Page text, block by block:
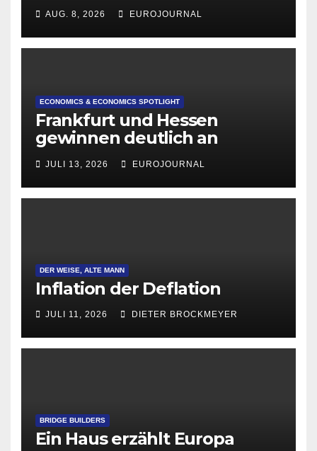
AUG. 8, 2026 EUROJOURNAL
ECONOMICS & ECONOMICS SPOTLIGHT
Frankfurt und Hessen
gewinnen deutlich an
Attraktivität für Startup-
Gründungen
JULI 13, 2026 EUROJOURNAL
DER WEISE, ALTE MANN
Inflation der Deflation
JULI 11, 2026 DIETER BROCKMEYER
BRIDGE BUILDERS
Ein Haus erzählt Europa